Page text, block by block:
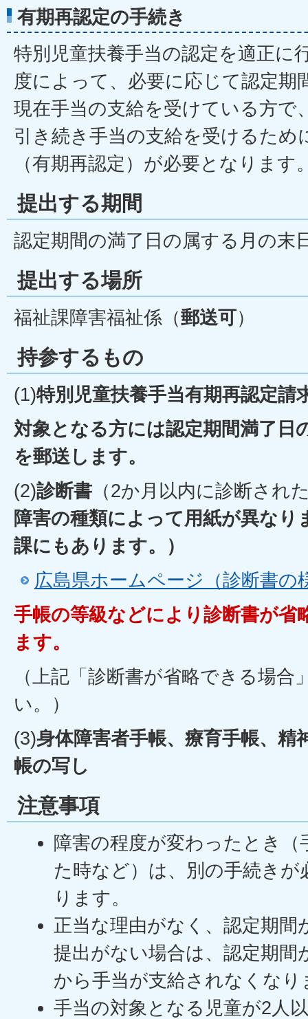
有期再認定の手続き
特別児童扶養手当の認定を適正に
度によって、必要に応じて認定期
現在手当の支給を受けている方で
引き続き手当の支給を受けるため
（有期再認定）が必要となります
提出する期間
認定期間の満了日の属する月の末
提出する場所
福祉課障害福祉係（郵送可）
持参するもの
(1)特別児童扶養手当有期再認定請
対象となる方には認定期間満了日
を郵送します。
(2)診断書 （2か月以内に診断され
障害の種類によって用紙が異なり
課にもあります。）
広島県ホームページ（診断書の
手帳の等級などにより診断書が省
ます。
（上記「診断書が省略できる場合
い。）
(3)身体障害者手帳、療育手帳、精
帳の写し
注意事項
障害の程度が変わったとき（
た時など）は、別の手続きが
ります。
正当な理由がなく、認定期間
提出がない場合は、認定期間
から手当が支給されなくなり
手当の対象となる児童が2人